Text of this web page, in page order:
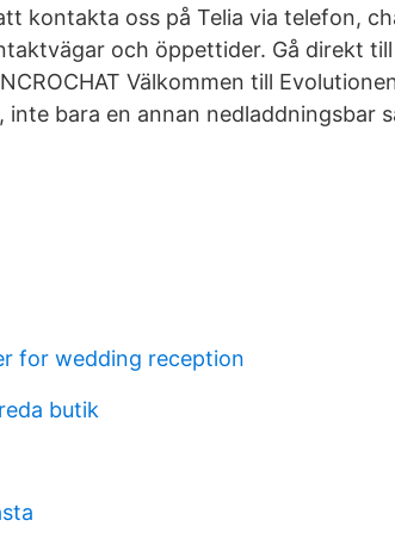
kontakta oss på Telia via telefon,
och öppettider. Gå direkt
Välkommen till
inte bara en annan nedladdningsbar
for wedding reception
butik